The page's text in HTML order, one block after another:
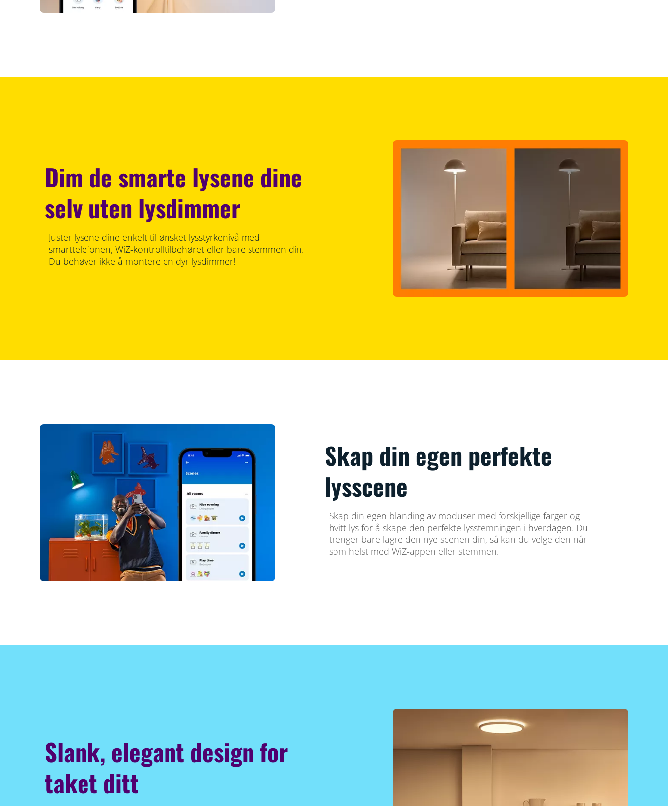
Dim de smarte lysene dine
selv uten lysdimmer
Juster lysene dine enkelt til ønsket lysstyrkenivå med
smarttelefonen, WiZ-kontrolltilbehøret eller bare stemmen din.
Du behøver ikke å montere en dyr lysdimmer!
Skap din egen perfekte
lysscene
Skap din egen blanding av moduser med forskjellige farger og
hvitt lys for å skape den perfekte lysstemningen i hverdagen. Du
trenger bare lagre den nye scenen din, så kan du velge den når
som helst med WiZ-appen eller stemmen.
Slank, elegant design for
taket ditt